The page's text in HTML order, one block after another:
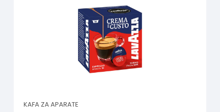
KAFA ZA APARATE